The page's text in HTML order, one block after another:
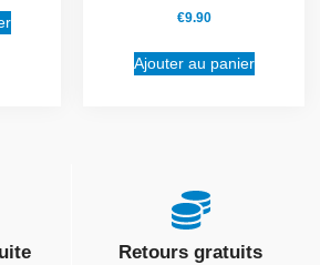
€9.90
Ajouter au panier
Retours gratuits